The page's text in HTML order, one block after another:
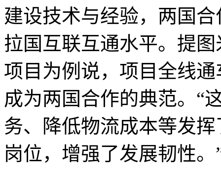
建设技术与经验，两国
拉国互联互通水平。提
项目为例说，项目全线
成为两国合作的典范。“
务、降低物流成本等发
岗位，增强了发展韧性